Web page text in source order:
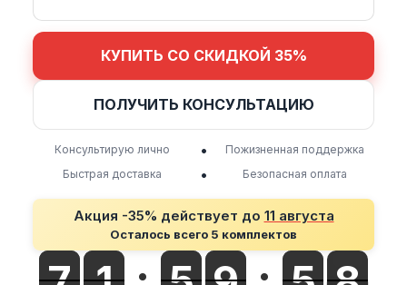
КУПИТЬ СО СКИДКОЙ 35%
ПОЛУЧИТЬ КОНСУЛЬТАЦИЮ
Консультирую лично •
Пожизненная поддержка
Быстрая доставка
• Безопасная оплата
Акция -35% действует до 11 августа
Осталось всего 5 комплектов